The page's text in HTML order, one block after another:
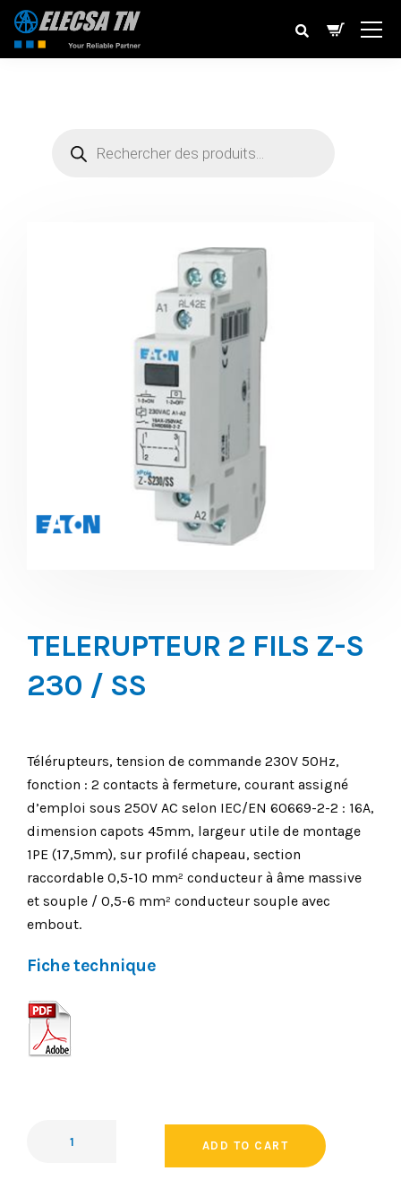
TELERUPTEUR 2 FILS Z-S
230 / SS
Télérupteurs, tension de commande 230V 50Hz,
fonction : 2 contacts à fermeture, courant assigné
d’emploi sous 250V AC selon IEC/EN 60669-2-2 : 16A,
dimension capots 45mm, largeur utile de montage
1PE (17,5mm), sur profilé chapeau, section
raccordable 0,5-10 mm² conducteur à âme massive
et souple / 0,5-6 mm² conducteur souple avec
embout.
Fiche technique
ADD TO CART